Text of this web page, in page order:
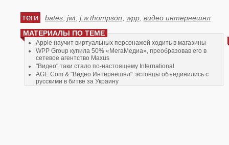
теги bates jwt, j.w.thompson wpp видео интернешнл
МАТЕРИАЛЫ ПО ТЕМЕ
Apple научит виртуальных персонажей ходить в магазины
WPP Group купила 50% «МегаМедиа», преобразовав его в
сетевое агентство Maxus
"Видео" таки стало по-настоящему International
AGE Com & "Видео Интернешнл": эстонцы объединились с
русскими в битве за Украину